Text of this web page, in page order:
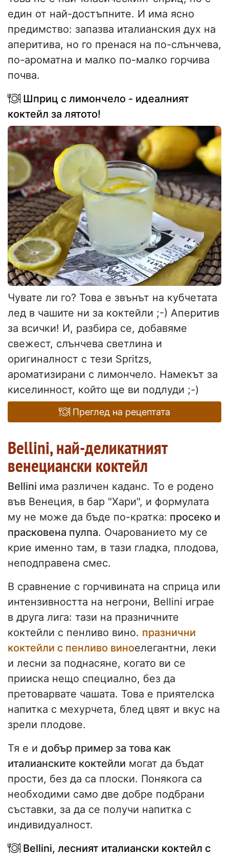
един от най-достъпните. И има ясно
предимство: запазва италианския дух на
аперитива, но го пренася на по-слънчева,
по-ароматна и малко по-малко горчива
почва.
Шприц с лимончело - идеалният
коктейл за лятото!
Чувате ли го? Това е звънът на кубчетата
лед в чашите ни за коктейли ;-) Аперитив
за всички! И, разбира се, добавяме
свежест, слънчева светлина и
оригиналност с тези Spritzs,
ароматизирани с лимончело. Намекът за
киселинност, който ще ви подлуди ;-)
Преглед на рецептата
Bellini, най-деликатният
венециански коктейл
Bellini има различен каданс. То е родено
във Венеция, в бар "Хари", и формулата
му не може да бъде по-кратка: просеко и
прасковена пулпа. Очарованието му се
крие именно там, в тази гладка, плодова,
неподправена смес.
В сравнение с горчивината на сприца или
интензивността на негрони, Bellini играе
в друга лига: тази на празничните
коктейли с пенливо вино. празнични
коктейли с пенливо виноелегантни, леки
и лесни за поднасяне, когато ви се
прииска нещо специално, без да
претоварвате чашата. Това е приятелска
напитка с мехурчета, блед цвят и вкус на
зрели плодове.
Тя е и добър пример за това как
италианските коктейли могат да бъдат
прости, без да са плоски. Понякога са
необходими само две добре подбрани
съставки, за да се получи напитка с
индивидуалност.
Bellini, лесният италиански коктейл с